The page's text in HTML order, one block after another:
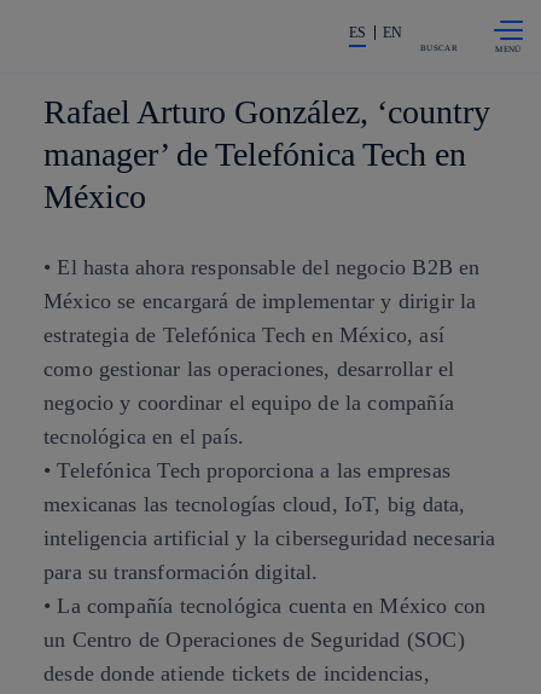
La acción en accionistas e
ES EN
BUSCAR
Rafael Arturo González, ‘country
manager’ de Telefónica Tech en
México
• El hasta ahora responsable del negocio B2B en
México se encargará de implementar y dirigir la
estrategia de Telefónica Tech en México, así
como gestionar las operaciones, desarrollar el
negocio y coordinar el equipo de la compañía
tecnológica en el país.
• Telefónica Tech proporciona a las empresas
mexicanas las tecnologías cloud, IoT, big data,
inteligencia artificial y la ciberseguridad necesaria
para su transformación digital.
• La compañía tecnológica cuenta en México con
un Centro de Operaciones de Seguridad (SOC)
desde donde atiende tickets de incidencias,